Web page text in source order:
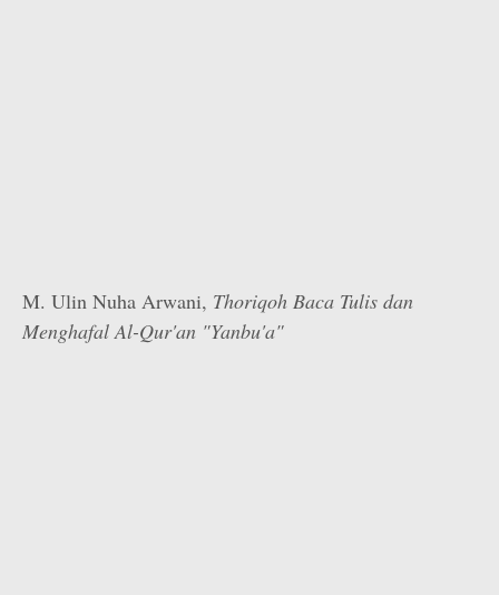
M. Ulin Nuha Arwani, Thoriqoh Baca Tulis dan
Menghafal Al-Qur'an "Yanbu'a"